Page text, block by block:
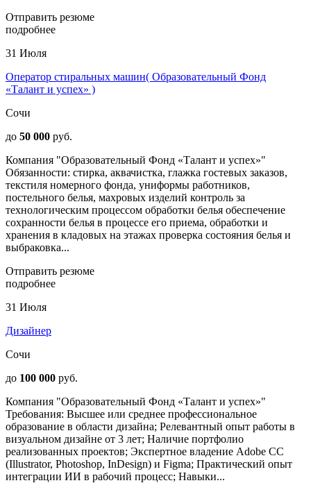
Отправить резюме
подробнее
31 Июля
Оператор стиральных машин( Образовательный Фонд
«Талант и успех» )
Сочи
до 50 000 руб.
Компания "Образовательный Фонд «Талант и успех»"
Обязанности: стирка, аквачистка, глажка гостевых заказов,
текстиля номерного фонда, униформы работников,
постельного белья, махровых изделий контроль за
технологическим процессом обработки белья обеспечение
сохранности белья в процессе его приема, обработки и
хранения в кладовых на этажах проверка состояния белья и
выбраковка...
Отправить резюме
подробнее
31 Июля
Дизайнер
Сочи
до 100 000 руб.
Компания "Образовательный Фонд «Талант и успех»"
Требования: Высшее или среднее профессиональное
образование в области дизайна; Релевантный опыт работы в
визуальном дизайне от 3 лет; Наличие портфолио
реализованных проектов; Экспертное владение Adobe CC
(Illustrator, Photoshop, InDesign) и Figma; Практический опыт
интеграции ИИ в рабочий процесс; Навыки...